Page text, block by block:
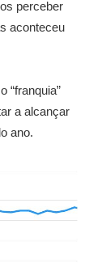
perceber
aconteceu
“franquia”
a alcançar
ano.